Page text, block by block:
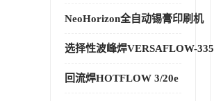
NeoHorizon全自动锡膏印刷机
选择性波峰焊VERSAFLOW-335
回流焊HOTFLOW 3/20e